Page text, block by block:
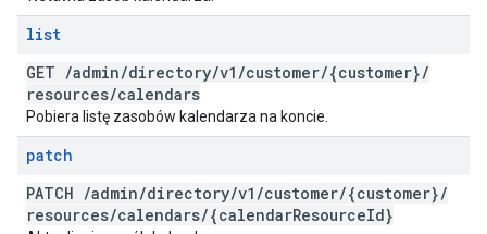
list
GET /admin/directory/v1 /customer/{customer}/
resources/calendars
Pobiera listę zasobów kalendarza na koncie.
patch
PATCH /admin/directory/v1 /customer/{customer}/
resources/calendars/{calendarResourceId}